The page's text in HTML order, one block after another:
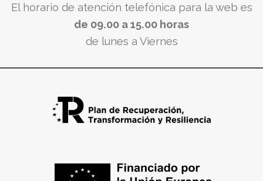
El horario de atención telefónica para la web es
de 09.00 a 15.00 horas
de lunes a Viernes